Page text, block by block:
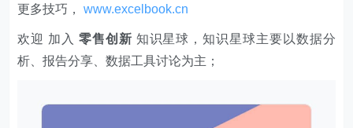
更多技巧，www.excelbook.cn
欢迎 加入 零售创新 知识星球，知识星球主要以数据分
析、报告分享、数据工具讨论为主；